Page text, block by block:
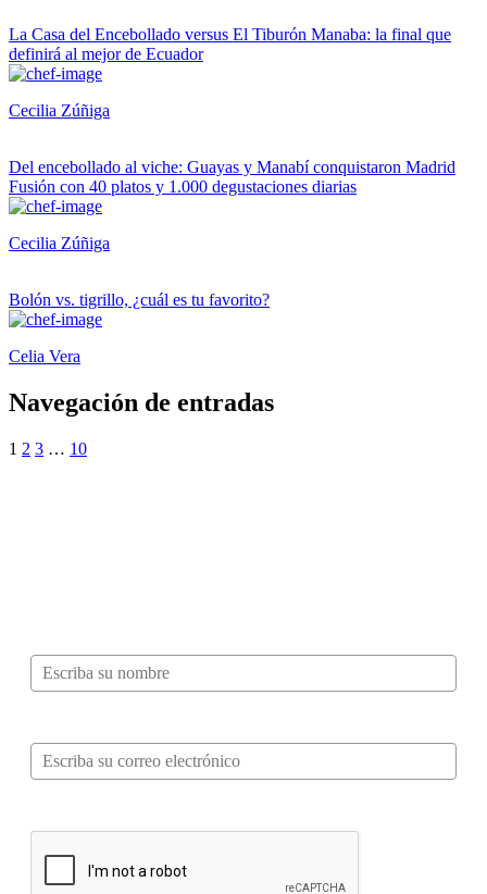
La Casa del Encebollado versus El Tiburón Manaba: la final que
definirá al mejor de Ecuador
Cecilia Zúñiga
Del encebollado al viche: Guayas y Manabí conquistaron Madrid
Fusión con 40 platos y 1.000 degustaciones diarias
Cecilia Zúñiga
Bolón vs. tigrillo, ¿cuál es tu favorito?
Celia Vera
Navegación de entradas
1 2 3 … 10